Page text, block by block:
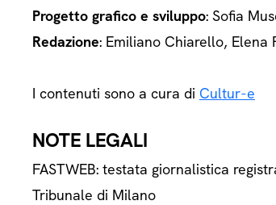
Progetto grafico e sviluppo: Sofia
Redazione: Emiliano Chiarello, Elena
I contenuti sono a cura di Cultur-e
NOTE LEGALI
FASTWEB: testata giornalistica
Tribunale di Milano